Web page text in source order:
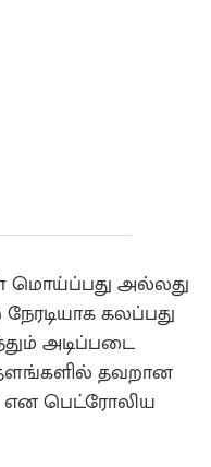
மொய்ப்பது அல்லது
கலப்பது
அடிப்படை
தவறான
என பெட்ரோலிய